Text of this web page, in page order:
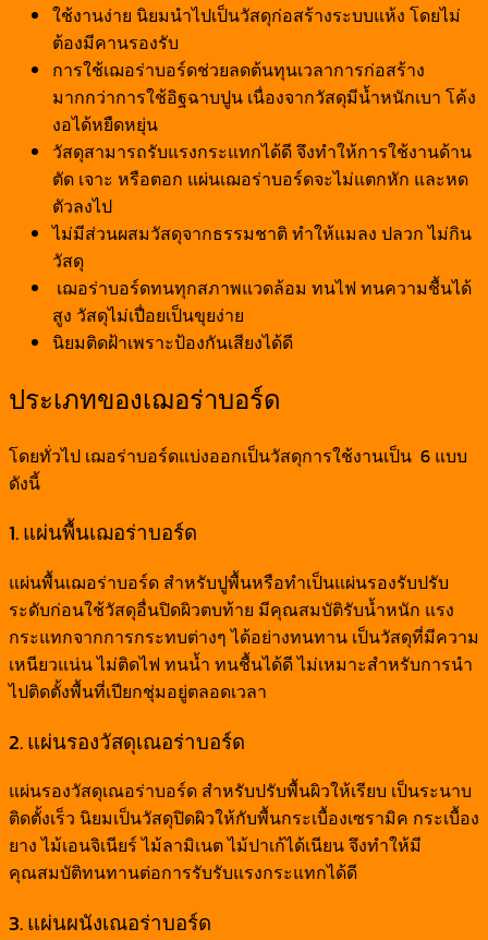
ใช้งานง่าย นิยมนำไปเป็นวัสดุก่อสร้างระบบแห้ง โดยไม่
ต้องมีคานรองรับ
การใช้เฌอร่าบอร์ดช่วยลดต้นทุนเวลาการก่อสร้าง
มากกว่าการใช้อิฐฉาบปูน เนื่องจากวัสดุมีน้ำหนักเบา โค้ง
งอได้หยืดหยุ่น
วัสดุสามารถรับแรงกระแทกได้ดี จึงทำให้การใช้งานด้าน
ตัด เจาะ หรือตอก แผ่นเฌอร่าบอร์ดจะไม่แตกหัก และหด
ตัวลงไป
ไม่มีส่วนผสมวัสดุจากธรรมชาติ ทำให้แมลง ปลวก ไม่กิน
วัสดุ
เฌอร่าบอร์ดทนทุกสภาพแวดล้อม ทนไฟ ทนความชื้นได้
สูง วัสดุไม่เปื่อยเป็นขุยง่าย
นิยมติดฝ้าเพราะป้องกันเสียงได้ดี
ประเภทของเฌอร่าบอร์ด
โดยทั่วไป เฌอร่าบอร์ดแบ่งออกเป็นวัสดุการใช้งานเป็น 6 แบบ
ดังนี้
1. แผ่นพื้นเฌอร่าบอร์ด
แผ่นพื้นเฌอร่าบอร์ด สำหรับปูพื้นหรือทำเป็นแผ่นรองรับปรับ
ระดับก่อนใช้วัสดุอื่นปิดผิวตบท้าย มีคุณสมบัติรับน้ำหนัก แรง
กระแทกจากการกระทบต่างๆ ได้อย่างทนทาน เป็นวัสดุที่มีความ
เหนียวแน่น ไม่ติดไฟ ทนน้ำ ทนชื้นได้ดี ไม่เหมาะสำหรับการนำ
ไปติดตั้งพื้นที่เปียกชุ่มอยู่ตลอดเวลา
2. แผ่นรองวัสดุเณอร่าบอร์ด
แผ่นรองวัสดุเณอร่าบอร์ด สำหรับปรับพื้นผิวให้เรียบ เป็นระนาบ
ติดตั้งเร็ว นิยมเป็นวัสดุปิดผิวให้กับพื้นกระเบื้องเซรามิค กระเบื้อง
ยาง ไม้เอนจิเนียร์ ไม้ลามิเนต ไม้ปาเก้ได้เนียน จึงทำให้มี
คุณสมบัติทนทานต่อการรับรับแรงกระแทกได้ดี
3. แผ่นผนังเณอร่าบอร์ด